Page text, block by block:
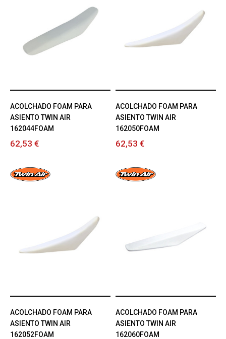
ACOLCHADO FOAM PARA
ASIENTO TWIN AIR
162044FOAM
62,53 €
ACOLCHADO FOAM PARA
ASIENTO TWIN AIR
162050FOAM
62,53 €
ACOLCHADO FOAM PARA
ASIENTO TWIN AIR
162052FOAM
ACOLCHADO FOAM PARA
ASIENTO TWIN AIR
162060FOAM